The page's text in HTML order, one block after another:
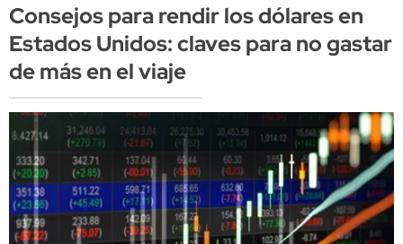
Consejos para rendir los dólares en
Estados Unidos: claves para no gastar
de más en el viaje